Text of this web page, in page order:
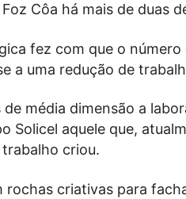
Côa há mais de duas
fez com que o número
a uma redução de
média dimensão a
Solicel aquele que,
criou.
rochas criativas para